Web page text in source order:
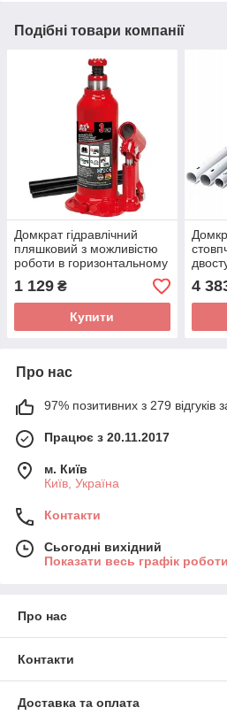
Подібні товари компанії
Домкрат гідравлічний
пляшковий з можливістю
роботи в горизонтальному
положенні 3т 188–363 мм
TORIN TH90304C
1 129 ₴
Купити
225
4
Про нас
97% позитивних з 279 відгуків
Працює з 20.11.2017
м. Київ
Київ, Україна
Контакти
Сьогодні вихідний
Показати весь графік роботи
Про нас
Контакти
Доставка та оплата